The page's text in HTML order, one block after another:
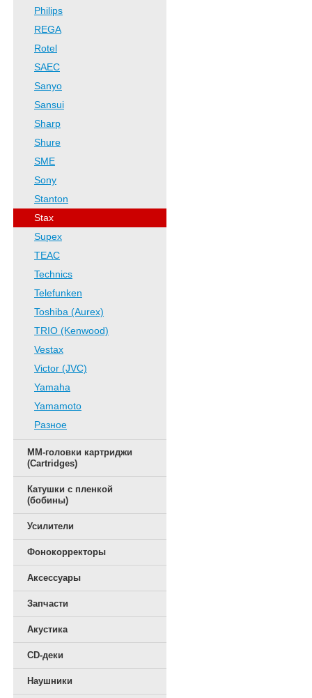
Philips
REGA
Rotel
SAEC
Sanyo
Sansui
Sharp
Shure
SME
Sony
Stanton
Stax
Supex
TEAC
Technics
Telefunken
Toshiba (Aurex)
TRIO (Kenwood)
Vestax
Victor (JVC)
Yamaha
Yamamoto
Разное
ММ-головки картриджи
(Cartridges)
Катушки с пленкой
(бобины)
Усилители
Фонокорректоры
Аксессуары
Запчасти
Акустика
CD-деки
Наушники